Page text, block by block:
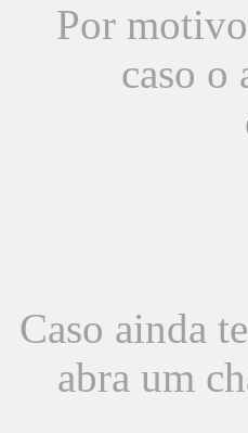
Por
caso o
Caso ainda
abra um